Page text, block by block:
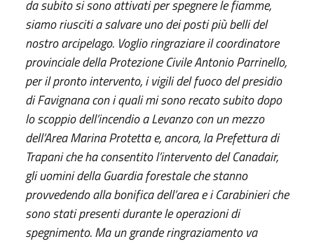
da subito si sono attivati per spegnere le fiamme,
siamo riusciti a salvare uno dei posti più belli del
nostro arcipelago. Voglio ringraziare il coordinatore
provinciale della Protezione Civile Antonio Parrinello,
per il pronto intervento, i vigili del fuoco del presidio
di Favignana con i quali mi sono recato subito dopo
lo scoppio dell’incendio a Levanzo con un mezzo
dell’Area Marina Protetta e, ancora, la Prefettura di
Trapani che ha consentito l’intervento del Canadair,
gli uomini della Guardia forestale che stanno
provvedendo alla bonifica dell’area e i Carabinieri che
sono stati presenti durante le operazioni di
spegnimento. Ma un grande ringraziamento va